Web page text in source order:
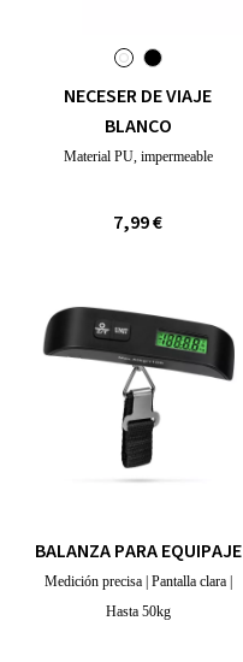
NECESER DE VIAJE
BLANCO
Material PU, impermeable
7,99 €
BALANZA PARA EQUIPAJE
Medición precisa | Pantalla clara |
Hasta 50kg